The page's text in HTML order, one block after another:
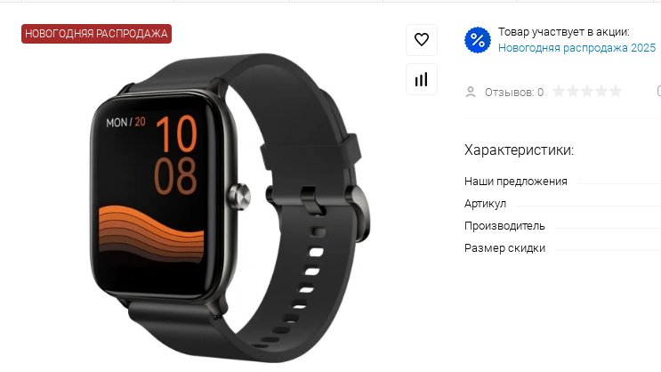
НОВОГОДНЯЯ РАСПРОДАЖА
Товар участвует в акции:
Новогодняя распродажа 2025
Отзывов: 0
Характеристики:
Наши предложения
Артикул
Производитель
Размер скидки
Для клиентов всех банков
Разбейтеоплату
График платежей